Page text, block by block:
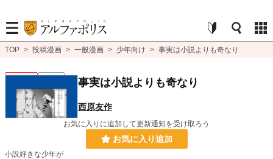
TOP > 投稿漫画 > 一般漫画 > 少年向け > 事実は小説よりも奇なり
少年向け 連載中 事実は小説よりも奇なり
西原友作
お気に入りに追加して更新通知を受け取ろう
お気に入り追加
小説好きな少年が